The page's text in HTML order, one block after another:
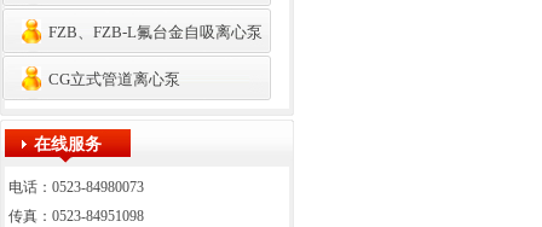
FZB、FZB-L氟台金自吸离心泵
CG立式管道离心泵
在线服务
电话：0523-84980073
传真：0523-84951098